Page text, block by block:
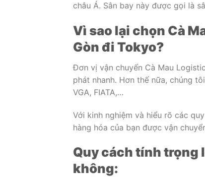
châu Á. Sân bay này được gọi là
Vì sao lại chọn Cà
Gòn đi Tokyo?
Đơn vị vận chuyển Cà Mau
phát nhanh. Hơn thế nữa, chúng
VGA, FIATA,…
Với kinh nghiệm và hiểu rõ các
hàng hóa của bạn được vận
Quy cách tính trọng
không: